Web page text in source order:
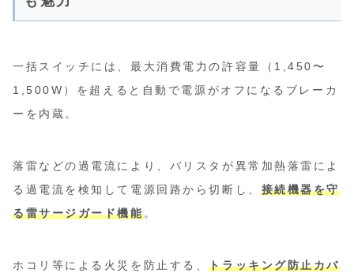
一括スイッチには、最大消費電力の許容量（1,450〜
1,500W）を超えると自動で電源がオフになるブレーカ
ーを内蔵。
落雷などの過電流により、バリスタが異常加熱落雷によ
る過電流を検知して電源回路から切断し、 接続機器を守
る雷サージガード機能。
ホコリ等による火災を防止する、トラッキング防止カバ